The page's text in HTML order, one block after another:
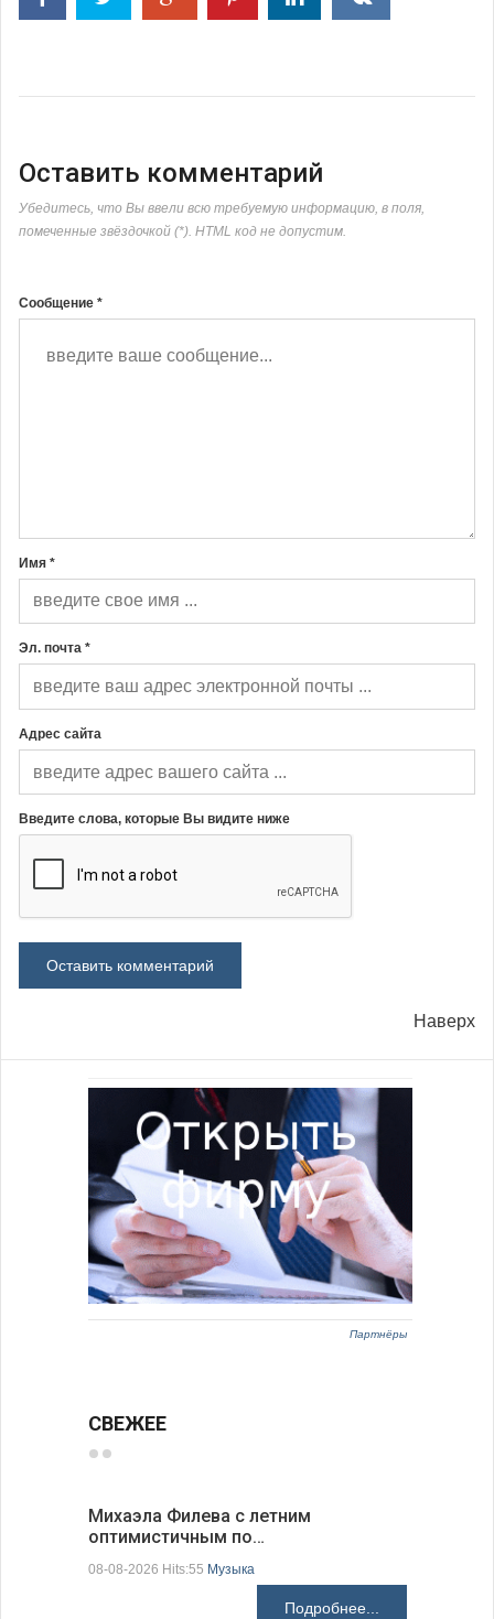
Оставить комментарий
Убедитесь, что Вы ввели всю требуемую информацию, в поля,
помеченные звёздочкой (*). HTML код не допустим.
Сообщение *
Имя *
Эл. почта *
Адрес сайта
Введите слова, которые Вы видите ниже
Наверх
Партнёры
СВЕЖЕЕ
Михаэла Филева с летним
оптимистичным по…
08-08-2026 Hits:55 Музыка
Подробнее...